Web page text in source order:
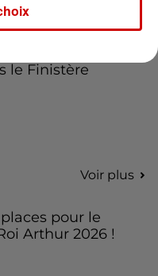
le Finistère
Voir plus
pour le
Arthur 2026 !